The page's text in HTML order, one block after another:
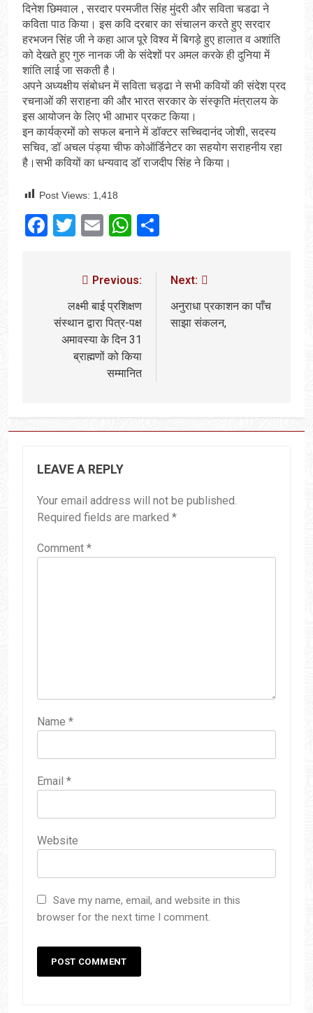
दिनेश छिमवाल , सरदार परमजीत सिंह मुंदरी और सविता चडढा ने
कविता पाठ किया। इस कवि दरबार का संचालन करते हुए सरदार
हरभजन सिंह जी ने कहा आज पूरे विश्व में बिगड़े हुए हालात व अशांति
को देखते हुए गुरु नानक जी के संदेशों पर अमल करके ही दुनिया में
शांति लाई जा सकती है।
अपने अध्यक्षीय संबोधन में सविता चड्ढा ने सभी कवियों की संदेश प्रद
रचनाओं की सराहना की और भारत सरकार के संस्कृति मंत्रालय के
इस आयोजन के लिए भी आभार प्रकट किया।
इन कार्यक्रमों को सफल बनाने में डॉक्टर सच्चिदानंद जोशी, सदस्य
सचिव, डॉ अचल पंड्या चीफ कोऑर्डिनेटर का सहयोग सराहनीय रहा
है।सभी कवियों का धन्यवाद डॉ राजदीप सिंह ने किया।
Post Views: 1,418
Facebook
Twitter
EmailWhatsApp
Previous:
लक्ष्मी बाई प्रशिक्षण
संस्थान द्वारा पित्र-पक्ष
अमावस्या के दिन 31
ब्राह्मणों को किया
सम्मानित
Next:
अनुराधा प्रकाशन का पाँच
साझा संकलन,
LEAVE A REPLY
Your email address will not be published.
Required fields are marked *
Comment *
Name *
Email *
Website
Save my name, email, and website in this
browser for the next time I comment.